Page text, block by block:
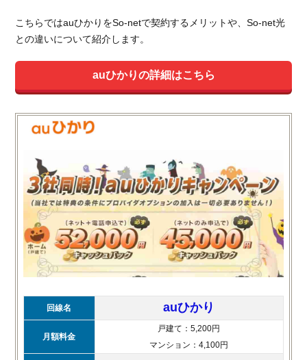
こちらではauひかりをSo-netで契約するメリットや、So-net光
との違いについて紹介します。
auひかりの詳細はこちら
回線名 auひかり
月額料金
戸建て：5,200円
マンション：4,100円